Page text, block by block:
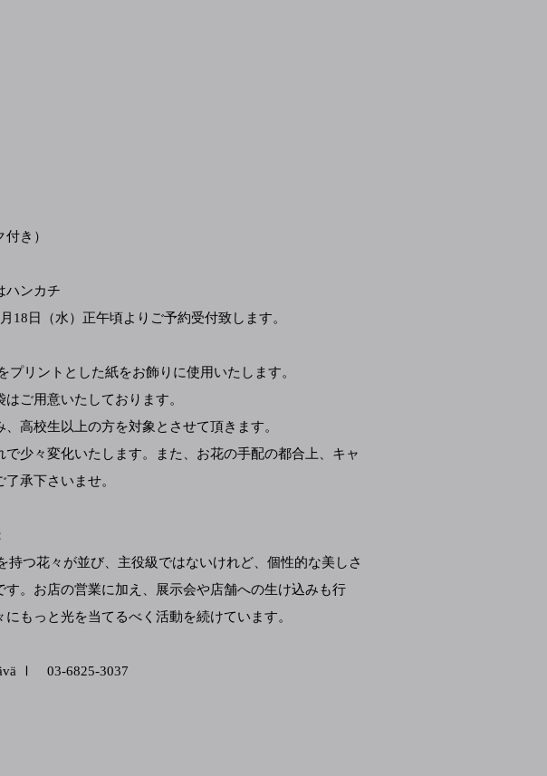
き）
ハンカチ
18日（水）正午頃よりご予約受付致します。
プリントとした紙をお飾りに使用いたします。
ご用意いたしております。
高校生以上の方を対象とさせて頂きます。
で少々変化いたします。また、お花の手配の都合上、キャ
承下さいませ。
持つ花々が並び、主役級ではないけれど、個性的な美しさ
す。お店の営業に加え、展示会や店舗への生け込みも行
もっと光を当てるべく活動を続けています。
Ⅰ 03-6825-3037